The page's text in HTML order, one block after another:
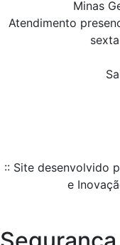
Minas
Atendimento
:: Site desenvolvido
e